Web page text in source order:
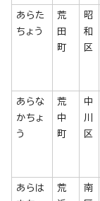
あらた
ちょう
荒
田
町
昭
和
区
あらな
かちょ
う
荒
中
町
中
川
区
あらは
荒
南